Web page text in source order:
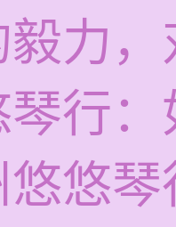
力
行
悠